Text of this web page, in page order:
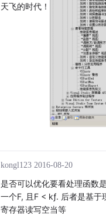
天飞的时代！
kongl123 2016-08-20
是否可以优化要看处理函数
一个F, 且F < kƒ. 后者是基
寄存器读写空当等